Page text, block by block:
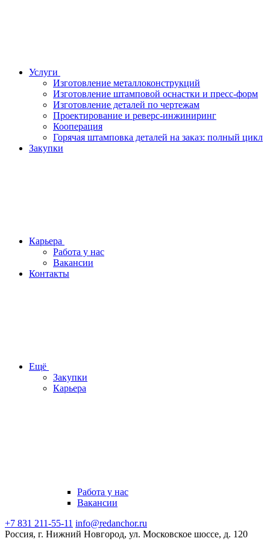
Услуги
Изготовление металлоконструкций
Изготовление штамповой оснастки и пресс-форм
Изготовление деталей по чертежам
Проектирование и реверс-инжиниринг
Кооперация
Горячая штамповка деталей на заказ: полный цикл
Закупки
Карьера
Работа у нас
Вакансии
Контакты
Ещё
Закупки
Карьера
Работа у нас
Вакансии
+7 831 211-55-11 info@redanchor.ru
Россия, г. Нижний Новгород, ул. Московское шоссе, д. 120